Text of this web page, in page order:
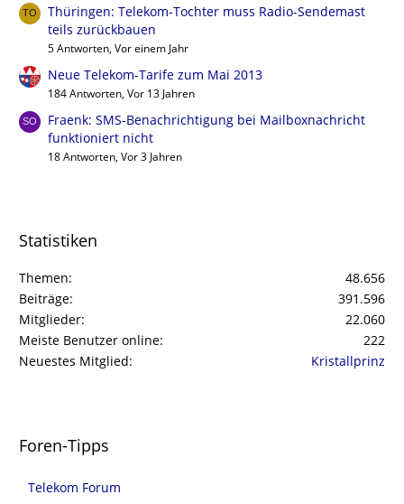
Thüringen: Telekom-Tochter muss Radio-Sendemast
teils zurückbauen
5 Antworten, Vor einem Jahr
Neue Telekom-Tarife zum Mai 2013
184 Antworten, Vor 13 Jahren
Fraenk: SMS-Benachrichtigung bei Mailboxnachricht
funktioniert nicht
18 Antworten, Vor 3 Jahren
Statistiken
Themen
48.656
Beiträge
391.596
Mitglieder
22.060
Meiste Benutzer online
222
Neuestes Mitglied
Kristallprinz
Foren-Tipps
Telekom Forum